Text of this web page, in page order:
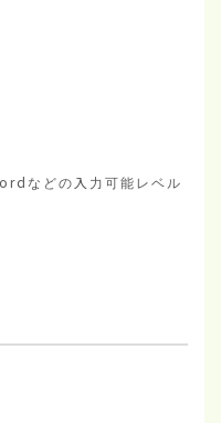
などの入力可能レベル